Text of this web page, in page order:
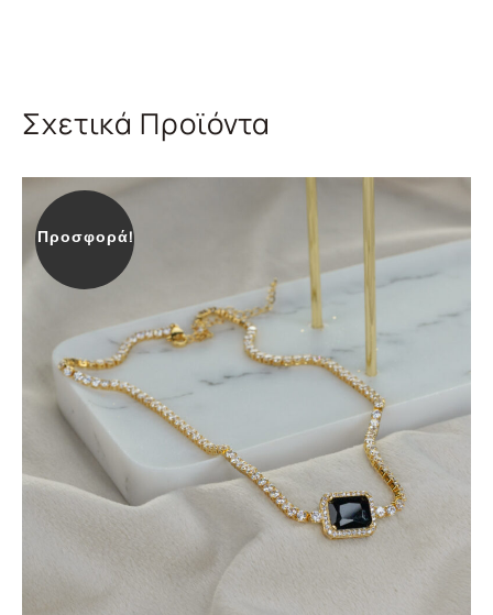
Σχετικά Προϊόντα
Προσφορά!